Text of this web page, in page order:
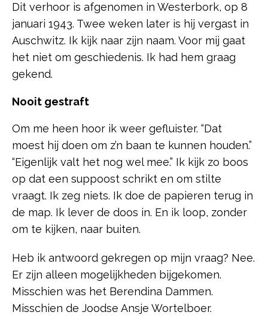
Dit verhoor is afgenomen in Westerbork, op 8
januari 1943. Twee weken later is hij vergast in
Auschwitz. Ik kijk naar zijn naam. Voor mij gaat
het niet om geschiedenis. Ik had hem graag
gekend.
Nooit gestraft
Om me heen hoor ik weer gefluister. “Dat
moest hij doen om z’n baan te kunnen houden.”
“Eigenlijk valt het nog wel mee.” Ik kijk zo boos
op dat een suppoost schrikt en om stilte
vraagt. Ik zeg niets. Ik doe de papieren terug in
de map. Ik lever de doos in. En ik loop, zonder
om te kijken, naar buiten.
Heb ik antwoord gekregen op mijn vraag? Nee.
Er zijn alleen mogelijkheden bijgekomen.
Misschien was het Berendina Dammen.
Misschien de Joodse Ansje Wortelboer.